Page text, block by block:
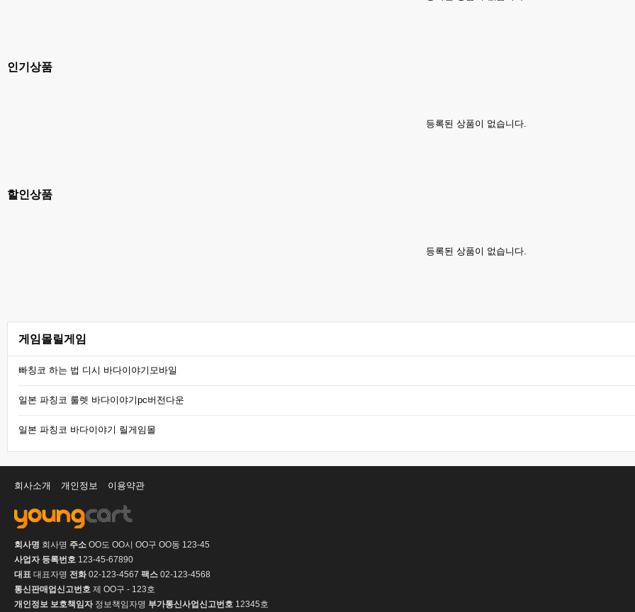
인기상품
등록된 상품이 없습니다.
할인상품
등록된 상품이 없습니다.
게임몰릴게임
빠칭코 하는 법 디시 바다이야기모바일
일본 파칭코 룰렛 바다이야기pc버전다운
일본 파칭코 바다이야기 릴게임몰
회사소개 개인정보 이용약관
회사명 회사명 주소 OO도 OO시 OO구 OO동 123-45
사업자 등록번호 123-45-67890
대표 대표자명 전화02-123-4567 팩스 02-123-4568
통신판매업신고번호 제 OO구 - 123호
개인정보 보호책임자정보책임자명 부가통신사업신고번호 12345호